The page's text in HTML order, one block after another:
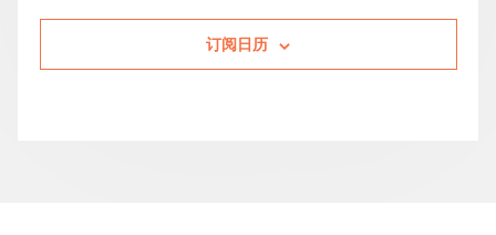
订阅日历